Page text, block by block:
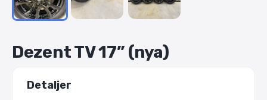
DezentTV17” (nya)
Detaljer